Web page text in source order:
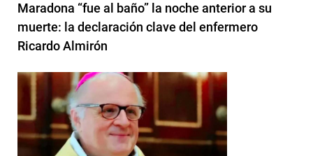
Maradona “fue al baño” la noche anterior a su
muerte: la declaración clave del enfermero
Ricardo Almirón